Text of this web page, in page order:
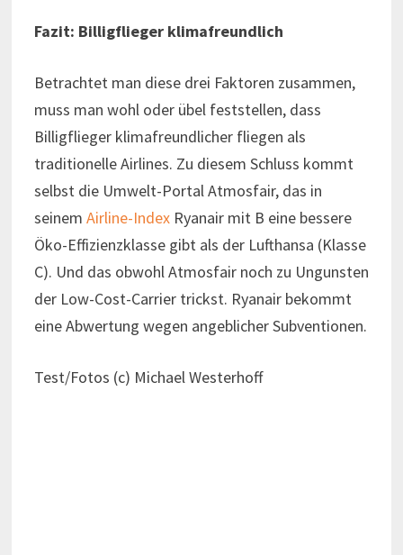
Fazit: Billigflieger klimafreundlich
Betrachtet man diese drei Faktoren zusammen,
muss man wohl oder übel feststellen, dass
Billigflieger klimafreundlicher fliegen als
traditionelle Airlines. Zu diesem Schluss kommt
selbst die Umwelt-Portal Atmosfair, das in
seinem Airline-IndexRyanair mit B eine bessere
Öko-Effizienzklasse gibt als der Lufthansa (Klasse
C). Und das obwohl Atmosfair noch zu Ungunsten
der Low-Cost-Carrier trickst. Ryanair bekommt
eine Abwertung wegen angeblicher Subventionen.
Test/Fotos (c) Michael Westerhoff